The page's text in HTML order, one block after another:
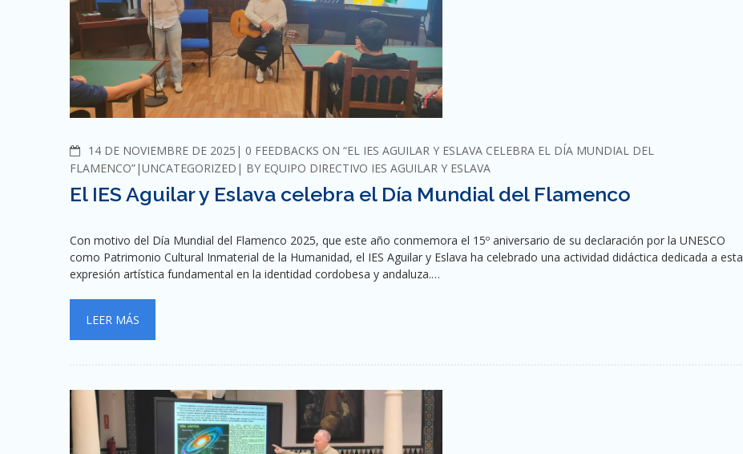
14 DE NOVIEMBRE DE 2025 COMMENTS
0 FEEDBACKS ON “EL IES AGUILAR Y ESLAVA CELEBRA EL DÍA MUNDIAL DEL
FLAMENCO” UNCATEGORIZED BY EQUIPO DIRECTIVO IES AGUILAR Y ESLAVA
El IES Aguilar y Eslava celebra el Día Mundial del Flamenco
Con motivo del Día Mundial del Flamenco 2025, que este año conmemora el 15º aniversario de su declaración por la UNESCO
como Patrimonio Cultural Inmaterial de la Humanidad, el IES Aguilar y Eslava ha celebrado una actividad didáctica dedicada a esta
expresión artística fundamental en la identidad cordobesa y andaluza.…
LEER MÁS